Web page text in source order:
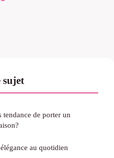
sujet
tendance de porter un
au quotidien